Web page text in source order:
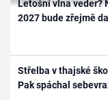
Letošní vlna veder?
2027 bude zřejmě
Střelba v thajské
Pak spáchal